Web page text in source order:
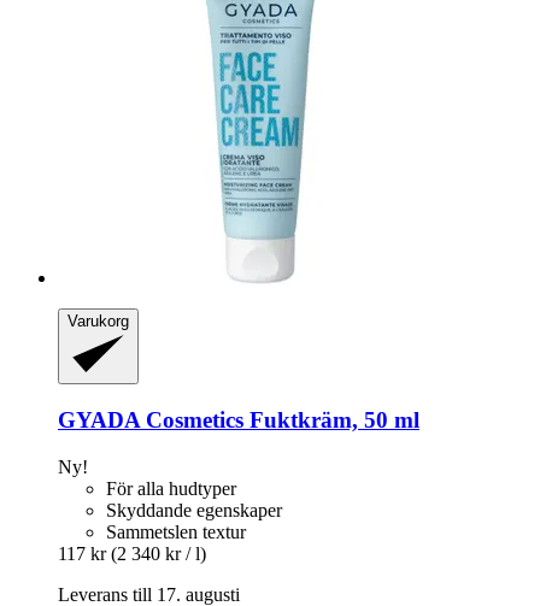
Varukorg
GYADA Cosmetics Fuktkräm, 50 ml
Ny!
För alla hudtyper
Skyddande egenskaper
Sammetslen textur
117 kr (2 340 kr / l)
Leverans till 17. augusti